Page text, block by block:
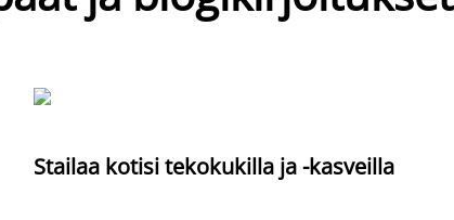
Stailaa kotisi tekokukilla ja -kasveilla